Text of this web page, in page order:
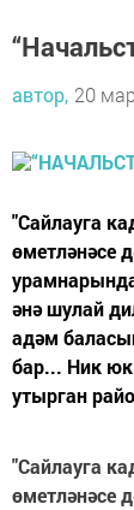
автор, 20
"Сайлауга
өметләнәсе
әнә шулай
адәм
бар... Ник юк
утырган
"Сайлауга
өметләнәсе